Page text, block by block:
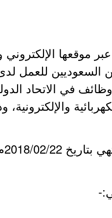
موقعها
السعوديين للعمل
في الاتحاد
2018/02/22م.